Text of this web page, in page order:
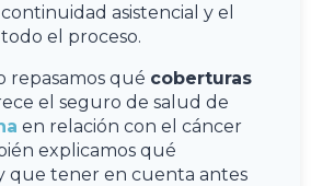
asistencial y el
el proceso.
repasamos qué coberturas
el seguro de salud de
en relación con el cáncer
explicamos qué
que tener en cuenta antes